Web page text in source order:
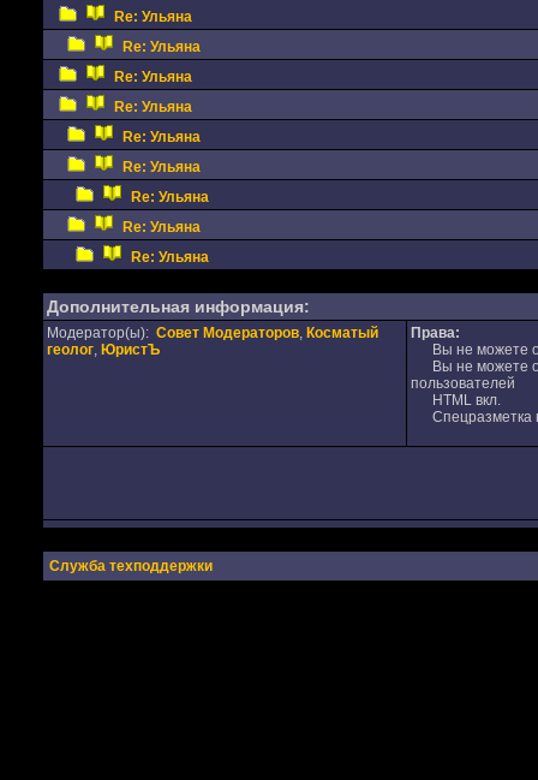
Re: Ульяна
Re: Ульяна
Re: Ульяна
Re: Ульяна
Re: Ульяна
Re: Ульяна
Re: Ульяна
Re: Ульяна
Re: Ульяна
Дополнительная информация:
Модератор(ы): Совет Модераторов, Косматый
геолог, ЮристЪ
Права:
Вы не можете
Вы не можете
пользователей
HTML вкл.
Спецразметка
Служба техподдержки